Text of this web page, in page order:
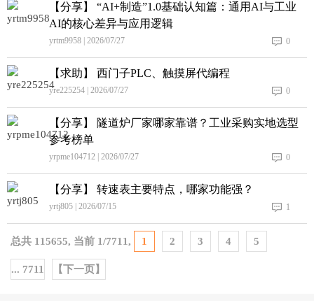
【分享】 “AI+制造”1.0基础认知篇：通用AI与工业
AI的核心差异与应用逻辑
yrtm9958 | 2026/07/27 0
【求助】 西门子PLC、触摸屏代编程
yre225254 | 2026/07/27 0
【分享】 隧道炉厂家哪家靠谱？工业采购实地选型
参考榜单
yrpme104712 | 2026/07/27 0
【分享】 转速表主要特点，哪家功能强？
yrtj805 | 2026/07/15 1
总共 115655, 当前 1/7711, 1 2 3 4 5
... 7711 【下一页】